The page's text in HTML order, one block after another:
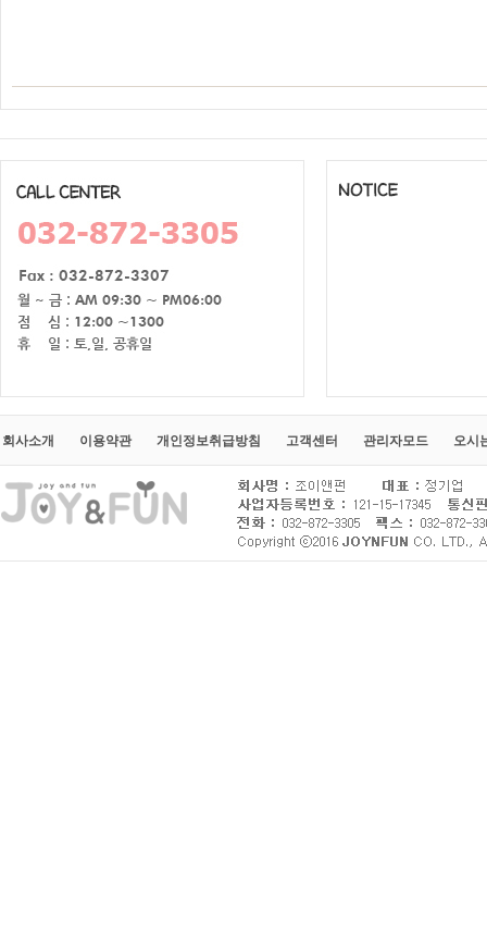
회사소개 이용약관 개인정보취급방침 고객센터 관리자모드 오시